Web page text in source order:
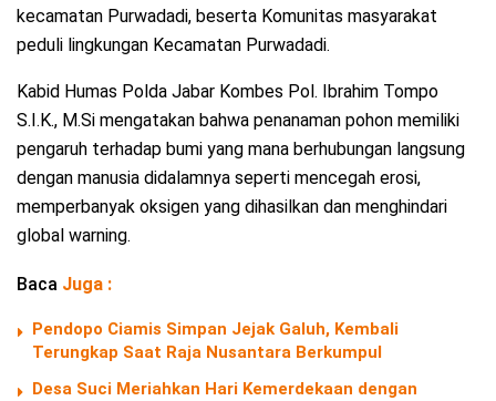
kecamatan Purwadadi, beserta Komunitas masyarakat
peduli lingkungan Kecamatan Purwadadi.
Kabid Humas Polda Jabar Kombes Pol. Ibrahim Tompo
S.I.K., M.Si mengatakan bahwa penanaman pohon memiliki
pengaruh terhadap bumi yang mana berhubungan langsung
dengan manusia didalamnya seperti mencegah erosi,
memperbanyak oksigen yang dihasilkan dan menghindari
global warning.
Baca Juga :
Pendopo Ciamis Simpan Jejak Galuh, Kembali
Terungkap Saat Raja Nusantara Berkumpul
Desa Suci Meriahkan Hari Kemerdekaan dengan